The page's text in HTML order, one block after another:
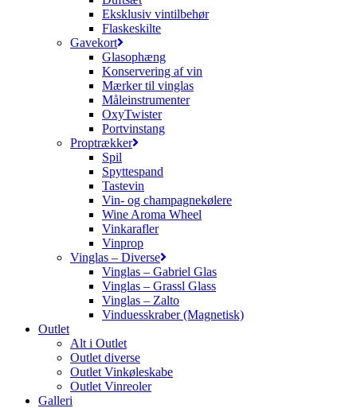
Eksklusiv vintilbehør
Flaskeskilte
Gavekort
Glasophæng
Konservering af vin
Mærker til vinglas
Måleinstrumenter
OxyTwister
Portvinstang
Proptrækker
Spil
Spyttespand
Tastevin
Vin- og champagnekølere
Wine Aroma Wheel
Vinkarafler
Vinprop
Vinglas – Diverse
Vinglas – Gabriel Glas
Vinglas – Grassl Glass
Vinglas – Zalto
Vinduesskraber (Magnetisk)
Outlet
Alt i Outlet
Outlet diverse
Outlet Vinkøleskabe
Outlet Vinreoler
Galleri